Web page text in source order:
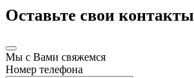
Оставьте свои контакты
Мы с Вами свяжемся
Номер телефона